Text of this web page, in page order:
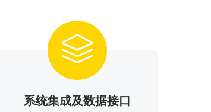
系统集成及数据接口